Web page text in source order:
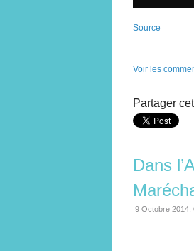
Source
Voir les
Partager
Dans
9 Octobre 2014,